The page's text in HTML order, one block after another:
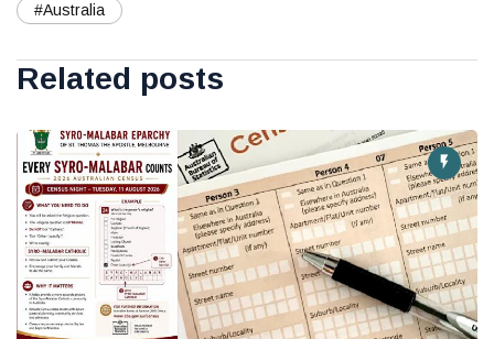
#Australia
Related posts